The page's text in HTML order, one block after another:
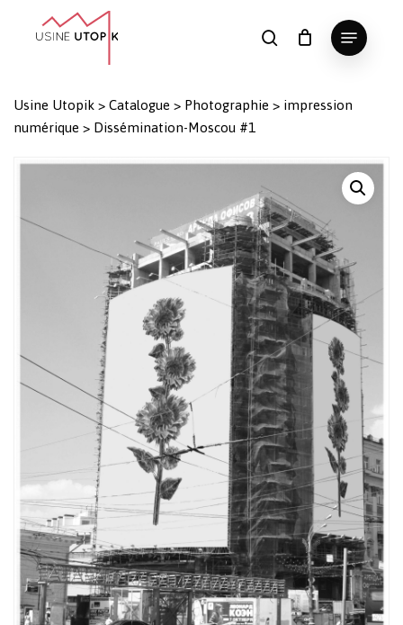
search
Menu
Panier Fermer
le
Usine Utopik > Catalogue > Photographie > impression
numérique > Dissémination-Moscou #1
Close